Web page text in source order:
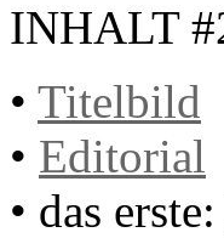
INHALT
• Titelbild
• Editorial
• das erste: